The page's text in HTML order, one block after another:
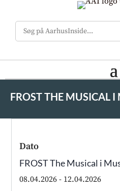
FROST THE MUSICAL
Dato
FROST The Musical i
08.04.2026 - 12.04.2026